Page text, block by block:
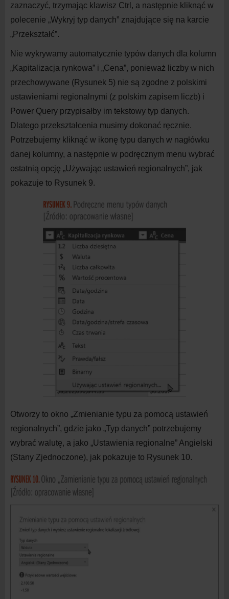
zaznaczyć, trzymając klawisz Ctrl, a następnie kliknąć w
polecenie „Wykryj typ danych” znajdujące się na karcie
„Przekształć”.
Nie wykrywamy automatycznie typów danych dla kolumn
„Kapitalizacja rynkowa” i „Cena”, ponieważ liczby w nich
przechowywane (Rysunek 5) nie są zgodne z polskimi
ustawieniami regionalnymi (z polskim zapisem liczb) i
Power Query przypisałby im tekstowy typ danych.
Dlatego przekształcenia musimy dokonać ręcznie.
Potrzebujemy kliknąć w ikonę typu danych w nagłówku
danej kolumny, a następnie w podręcznym menu wybrać
ostatnią opcję „Używając ustawień regionalnych”, jak
pokazuje to Rysunek 9.
Otworzy to okno „Zmienianie typu za pomocą ustawień
regionalnych”, gdzie jako „Typ danych” potrzebujemy
wybrać walutę, a jako „Ustawienia regionalne” Angielski
(Stany Zjednoczone), jak pokazuje to Rysunek 10.